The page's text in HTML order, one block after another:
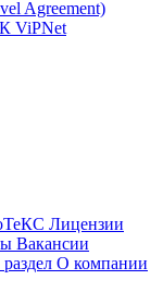
Agreement)
ViPNet
Лицензии
Вакансии
О компании